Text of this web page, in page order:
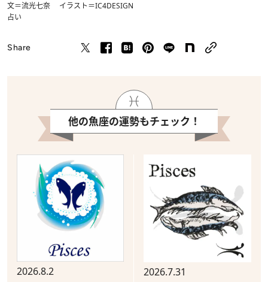
文＝流光七奈 イラスト＝IC4DESIGN
占い
Share
他の魚座の運勢もチェック！
2026.8.2
2026.7.31